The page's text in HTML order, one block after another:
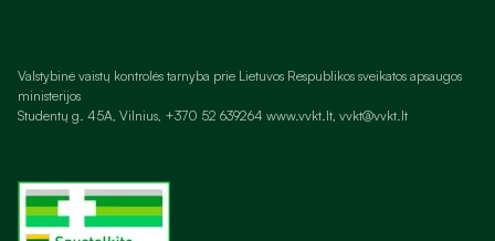
Valstybinė vaistų kontrolės tarnyba prie Lietuvos Respublikos sveikatos apsaugos
ministerijos
Studentų g. 45A, Vilnius, +370 52 639264 www.vvkt.lt, vvkt@vvkt.lt